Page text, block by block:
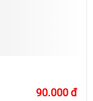
90.000đ